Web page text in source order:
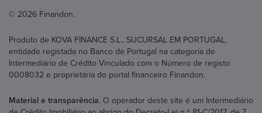
© 2026 Finandon.
Produto de KOVA FINANCE S.L., SUCURSAL EM PORTUGAL,
entidade registada no Banco de Portugal na categoria de
Intermediário de Crédito Vinculado com o Número de registo
0008032 e proprietária do portal financeiro Finandon.
Material e transparência. O operador deste site é um Intermediário